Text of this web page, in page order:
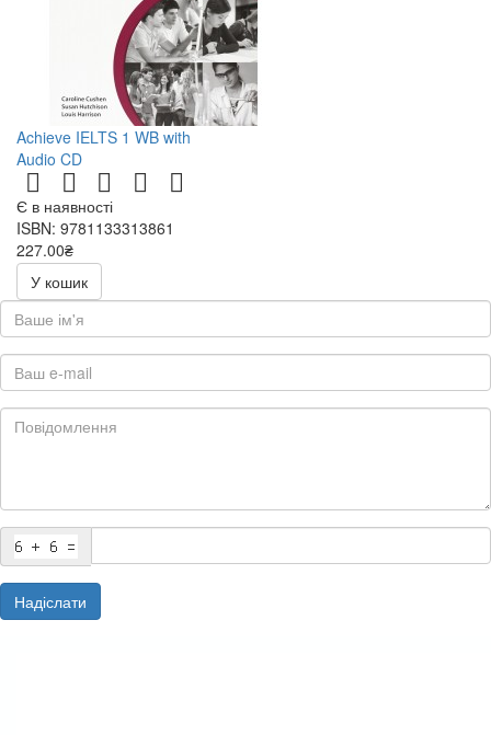
Achieve IELTS 1 WB with
Audio CD
Є в наявності
ISBN: 9781133313861
227.00₴
454.00₴
У кошик
Надіслати